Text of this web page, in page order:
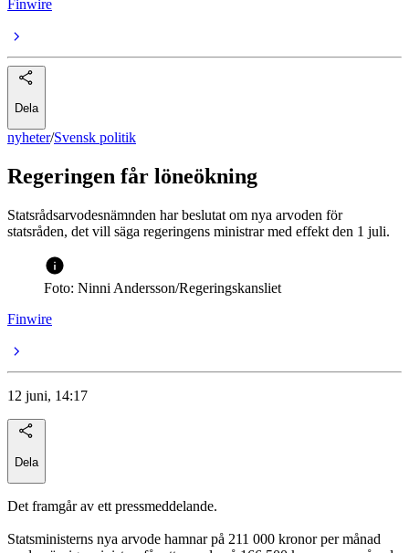
Finwire
Dela
nyheter/Svensk politik
Regeringen får löneökning
Statsrådsarvodesnämnden har beslutat om nya arvoden för
statsråden, det vill säga regeringens ministrar med effekt den 1 juli.
Foto: Ninni Andersson/Regeringskansliet
Finwire
12 juni, 14:17
Dela
Det framgår av ett pressmeddelande.
Statsministerns nya arvode hamnar på 211 000 kronor per månad